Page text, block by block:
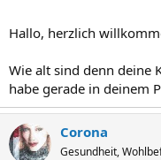
Hallo, herzlich
Wie alt sind denn deine
habe gerade in deinem
Corona
Gesundheit,